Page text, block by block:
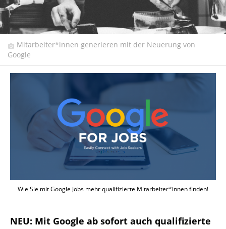
Mitarbeiter*innen generieren mit der Neuerung von
Google
Wie Sie mit Google Jobs mehr qualifizierte Mitarbeiter*innen finden!
NEU: Mit Google ab sofort auch qualifizierte